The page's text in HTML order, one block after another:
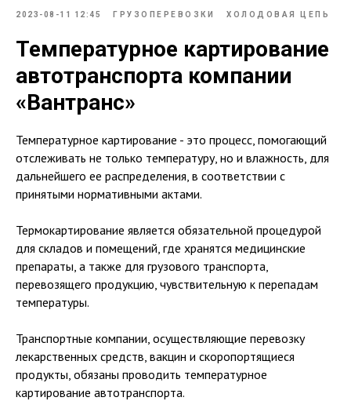
2023-08-11 12:45 ГРУЗОПЕРЕВОЗКИ ХОЛОДОВАЯ ЦЕПЬ
Температурное картирование
автотранспорта компании
«Вантранс»
Температурное картирование - это процесс, помогающий
отслеживать не только температуру, но и влажность, для
дальнейшего ее распределения, в соответствии с
принятыми нормативными актами.
Термокартирование является обязательной процедурой
для складов и помещений, где хранятся медицинские
препараты, а также для грузового транспорта,
перевозящего продукцию, чувствительную к перепадам
температуры.
Транспортные компании, осуществляющие перевозку
лекарственных средств, вакцин и скоропортящиеся
продукты, обязаны проводить температурное
картирование автотранспорта.